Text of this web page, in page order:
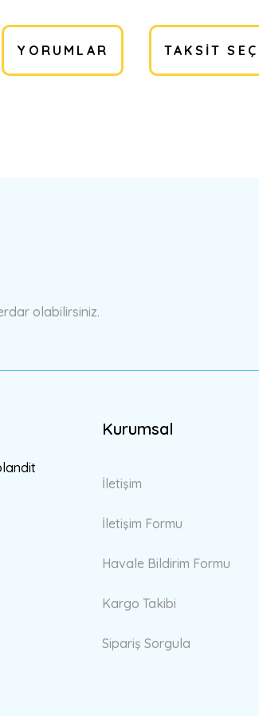
YORUMLAR TAKSIT
olabilirsiniz.
Kurumsal
İletişim
İletişim Formu
Havale Bildirim Formu
Kargo Takibi
Sipariş Sorgula